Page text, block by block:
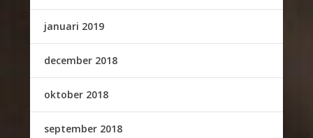
januari 2019
december 2018
oktober 2018
september 2018